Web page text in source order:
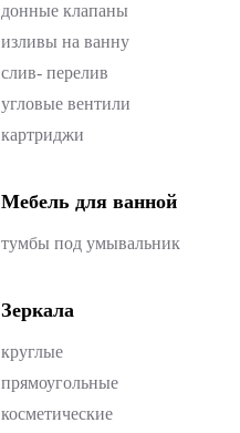
донные клапаны
изливы на ванну
слив- перелив
угловые вентили
картриджи
Мебель для ванной
тумбы под умывальник
Зеркала
круглые
прямоугольные
косметические